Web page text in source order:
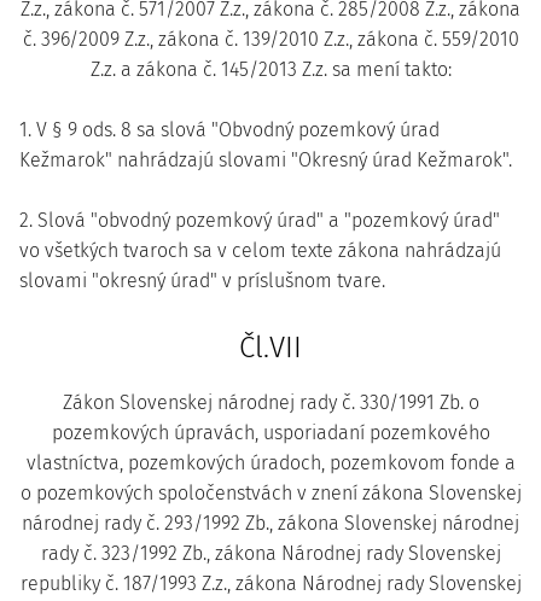
Z.z., zákona č. 571/2007 Z.z., zákona č. 285/2008 Z.z., zákona
č. 396/2009 Z.z., zákona č. 139/2010 Z.z., zákona č. 559/2010
Z.z. a zákona č. 145/2013 Z.z. sa mení takto:
1. V § 9 ods. 8 sa slová "Obvodný pozemkový úrad
Kežmarok" nahrádzajú slovami "Okresný úrad Kežmarok".
2. Slová "obvodný pozemkový úrad" a "pozemkový úrad"
vo všetkých tvaroch sa v celom texte zákona nahrádzajú
slovami "okresný úrad" v príslušnom tvare.
Čl.VII
Zákon Slovenskej národnej rady č. 330/1991 Zb. o
pozemkových úpravách, usporiadaní pozemkového
vlastníctva, pozemkových úradoch, pozemkovom fonde a
o pozemkových spoločenstvách v znení zákona Slovenskej
národnej rady č. 293/1992 Zb., zákona Slovenskej národnej
rady č. 323/1992 Zb., zákona Národnej rady Slovenskej
republiky č. 187/1993 Z.z., zákona Národnej rady Slovenskej